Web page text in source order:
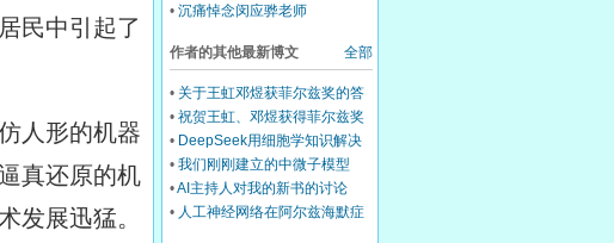
民中引起了
人形的机器
真还原的机
发展迅猛。
• 沉痛悼念闵应骅老师
全部
作者的其他最新博文
• 关于王虹邓煜获菲尔兹奖的答
疑
• 祝贺王虹、邓煜获得菲尔兹奖
• DeepSeek用细胞学知识解决
中微子物理难题
• 我们刚刚建立的中微子模型
•AI主持人对我的新书的讨论
• 人工神经网络在阿尔兹海默症